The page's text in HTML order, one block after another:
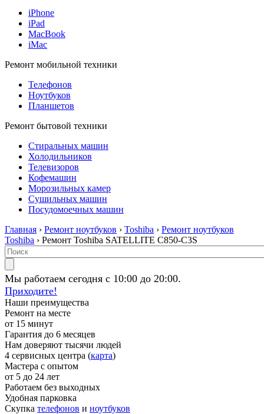
iPhone
iPad
MacBook
iMac
Ремонт мобильной техники
Телефонов
Ноутбуков
Планшетов
Ремонт бытовой техники
Стиральных машин
Холодильников
Телевизоров
Кофемашин
Морозильных камер
Сушильных машин
Посудомоечных машин
Главная › Ремонт ноутбуков › Toshiba › Ремонт ноутбуков
Toshiba › Ремонт Toshiba SATELLITE C850-C3S
Мы работаем сегодня с 10:00 до 20:00.
Приходите!
Наши преимущества
Ремонт на месте
от 15 минут
Гарантия до 6 месяцев
Нам доверяют тысячи людей
4 сервисных центра (карта)
Мастера с опытом
от 5 до 24 лет
Работаем без выходных
Удобная парковка
Скупка телефонов и ноутбуков